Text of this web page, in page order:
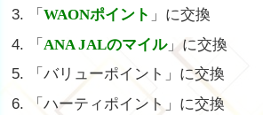
「WAONポイント 」に交換
「ANA JALのマイル」に交換
「バリューポイント」に交換
「ハーティポイント」に交換